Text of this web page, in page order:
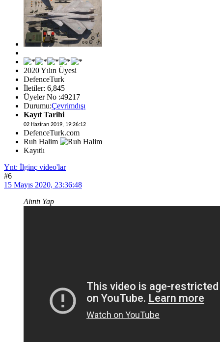
2020 Yılın Üyesi
DefenceTurk
İletiler: 6,845
Üyeler No :49217
Durumu:Çevrimdışı
Kayıt Tarihi
02 Haziran 2019, 19:26:12
DefenceTurk.com
Ruh Halim
Kayıtlı
Ynt: İlginç video'lar
#6
15 Mayıs 2020, 23:36:48
Alıntı Yap